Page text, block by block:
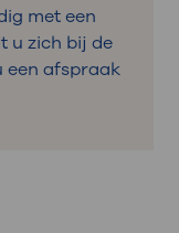
met een
u zich bij de
een afspraak